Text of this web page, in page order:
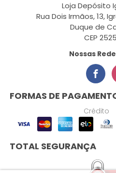
Loja Depósito
Rua Dois Irmãos, 13,
Duque de
CEP
Nossas
FORMAS DE
Crédito
TOTAL SEGURANÇA